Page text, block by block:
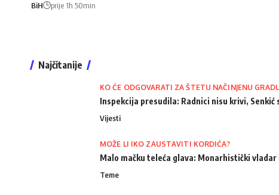
BiH prije 1h 50min
Najčitanije
KO ĆE ODGOVARATI ZA ŠTETU NAČINJENU
Inspekcija presudila: Radnici nisu krivi, Senkić
Vijesti
MOŽE LI IKO ZAUSTAVITI KORDIĆA?
Malo mačku teleća glava: Monarhistički
Teme